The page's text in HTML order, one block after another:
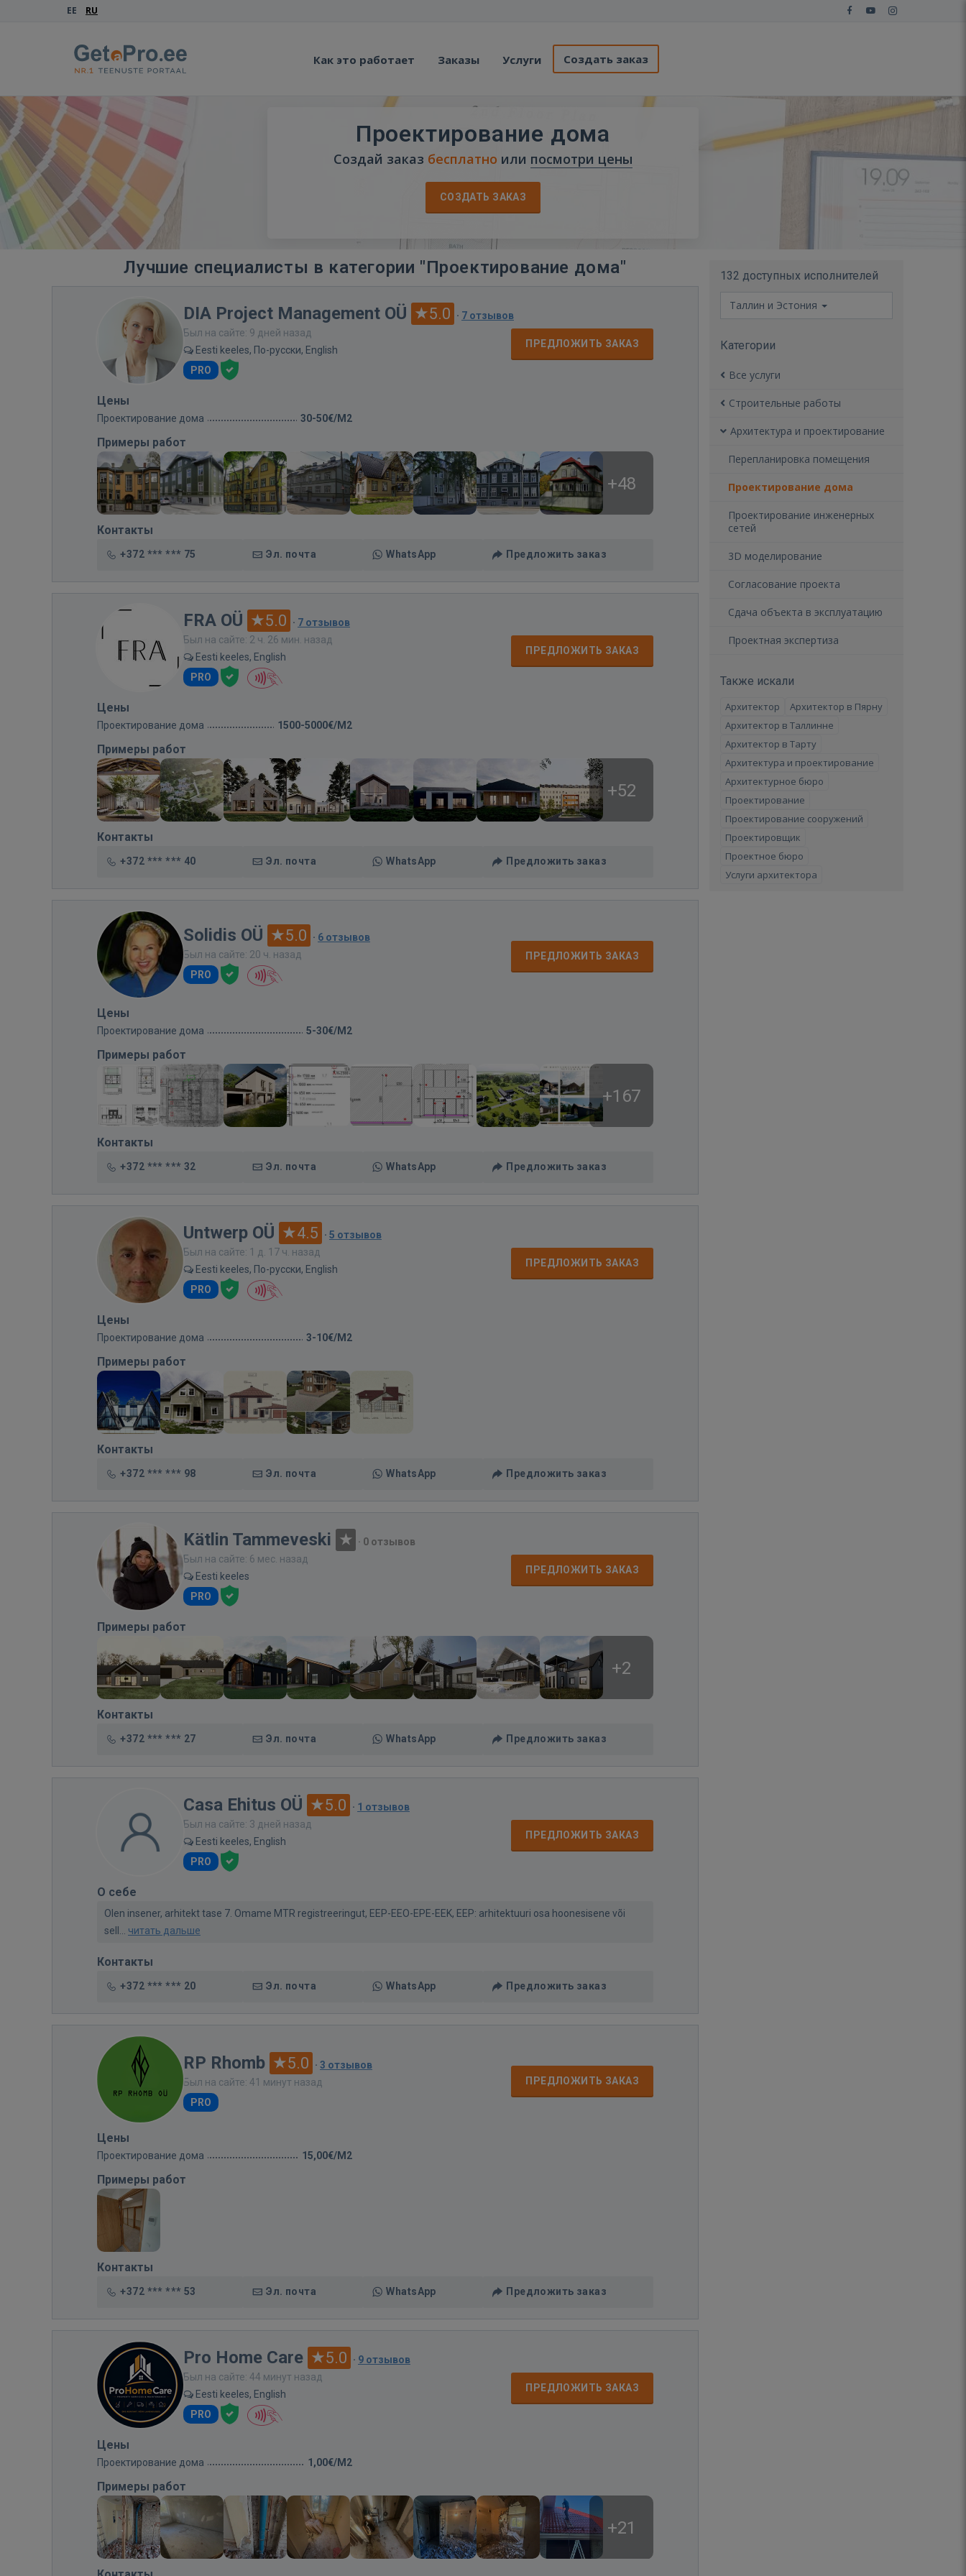
EE RU
Как это работает Заказы Услуги Создать заказ
Проектирование дома
Создай заказ бесплатно или посмотри цены
СОЗДАТЬ ЗАКАЗ
Лучшие специалисты в категории "Проектирование дома"
DIA Project Management OÜ 5.0 · 7 отзывов
Был на сайте: 9 дней назад
Eesti keeles, По-русски, English
PRO
ПРЕДЛОЖИТЬ ЗАКАЗ
Цены
Проектирование дома 30-50€/M2
Примеры работ
+48
Контакты
+372 *** *** 75 Эл. почта WhatsApp Предложить заказ
FRA OÜ 5.0 · 7 отзывов
Был на сайте: 2 ч. 26 мин. назад
Eesti keeles, English
PRO
ПРЕДЛОЖИТЬ ЗАКАЗ
Цены
Проектирование дома 1500-5000€/M2
Примеры работ
+52
Контакты
+372 *** *** 40 Эл. почта WhatsApp Предложить заказ
Solidis OÜ 5.0 · 6 отзывов
Был на сайте: 20 ч. назад
PRO
ПРЕДЛОЖИТЬ ЗАКАЗ
Цены
Проектирование дома 5-30€/M2
Примеры работ
+167
Контакты
+372 *** *** 32 Эл. почта WhatsApp Предложить заказ
Untwerp OÜ 4.5 · 5 отзывов
Был на сайте: 1 д. 17 ч. назад
Eesti keeles, По-русски, English
PRO
ПРЕДЛОЖИТЬ ЗАКАЗ
Цены
Проектирование дома 3-10€/M2
Примеры работ
Контакты
+372 *** *** 98 Эл. почта WhatsApp Предложить заказ
Kätlin Tammeveski · 0 отзывов
Был на сайте: 6 мес. назад
Eesti keeles
PRO
ПРЕДЛОЖИТЬ ЗАКАЗ
Примеры работ
+2
Контакты
+372 *** *** 27 Эл. почта WhatsApp Предложить заказ
Casa Ehitus OÜ 5.0 · 1 отзывов
Был на сайте: 3 дней назад
Eesti keeles, English
PRO
ПРЕДЛОЖИТЬ ЗАКАЗ
О себе
Olen insener, arhitekt tase 7. Omame MTR registreeringut, EEP-EEO-EPE-EEK, EEP: arhitektuuri osa hoonesisene või
sell... читать дальше
Контакты
+372 *** *** 20 Эл. почта WhatsApp Предложить заказ
RP Rhomb 5.0 · 3 отзывов
Был на сайте: 41 минут назад
PRO
ПРЕДЛОЖИТЬ ЗАКАЗ
Цены
Проектирование дома 15,00€/M2
Примеры работ
Контакты
+372 *** *** 53 Эл. почта WhatsApp Предложить заказ
Pro Home Care 5.0 · 9 отзывов
Был на сайте: 44 минут назад
Eesti keeles, English
PRO
ПРЕДЛОЖИТЬ ЗАКАЗ
Цены
Проектирование дома 1,00€/M2
Примеры работ
+21
132 доступных исполнителей
Таллин и Эстония
Категории
Все услуги
Строительные работы
Архитектура и проектирование
Перепланировка помещения
Проектирование дома
Проектирование инженерных
сетей
3D моделирование
Согласование проекта
Сдача объекта в эксплуатацию
Проектная экспертиза
Также искали
Архитектор
Архитектор в Пярну
Архитектор в Таллинне
Архитектор в Тарту
Архитектура и проектирование
Архитектурное бюро
Проектирование
Проектирование сооружений
Проектировщик
Проектное бюро
Услуги архитектора